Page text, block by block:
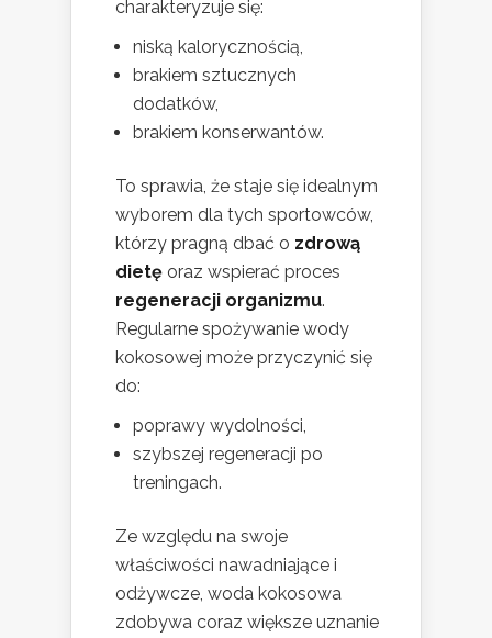
charakteryzuje się:
niską kalorycznością,
brakiem sztucznych
dodatków,
brakiem konserwantów.
To sprawia, że staje się idealnym
wyborem dla tych sportowców,
którzy pragną dbać o zdrową
dietę oraz wspierać proces
regeneracji organizmu.
Regularne spożywanie wody
kokosowej może przyczynić się
do:
poprawy wydolności,
szybszej regeneracji po
treningach.
Ze względu na swoje
właściwości nawadniające i
odżywcze, woda kokosowa
zdobywa coraz większe uznanie